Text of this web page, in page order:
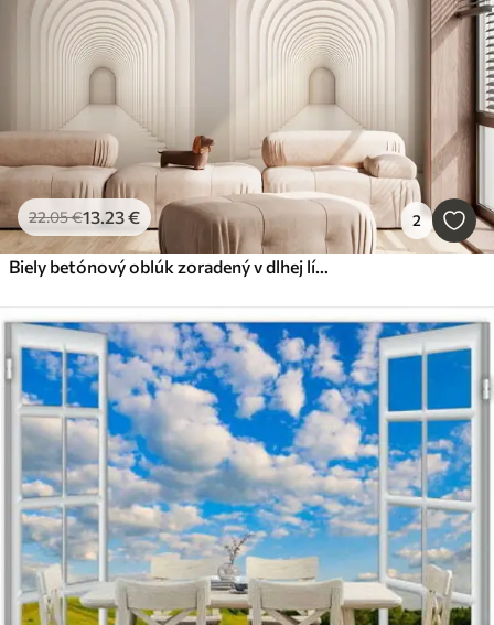
22.05€13.23€ 2
Biely betónový oblúk zoradený v dlhej línii so svetlom